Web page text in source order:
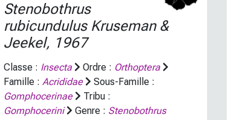
Stenobothrus
rubicundulusKruseman &
Jeekel, 1967
Classe : Insecta Ordre : Orthoptera
Famille : Acrididae
Sous-Famille :
Gomphocerinae
Tribu :
Gomphocerini
Genre : Stenobothrus